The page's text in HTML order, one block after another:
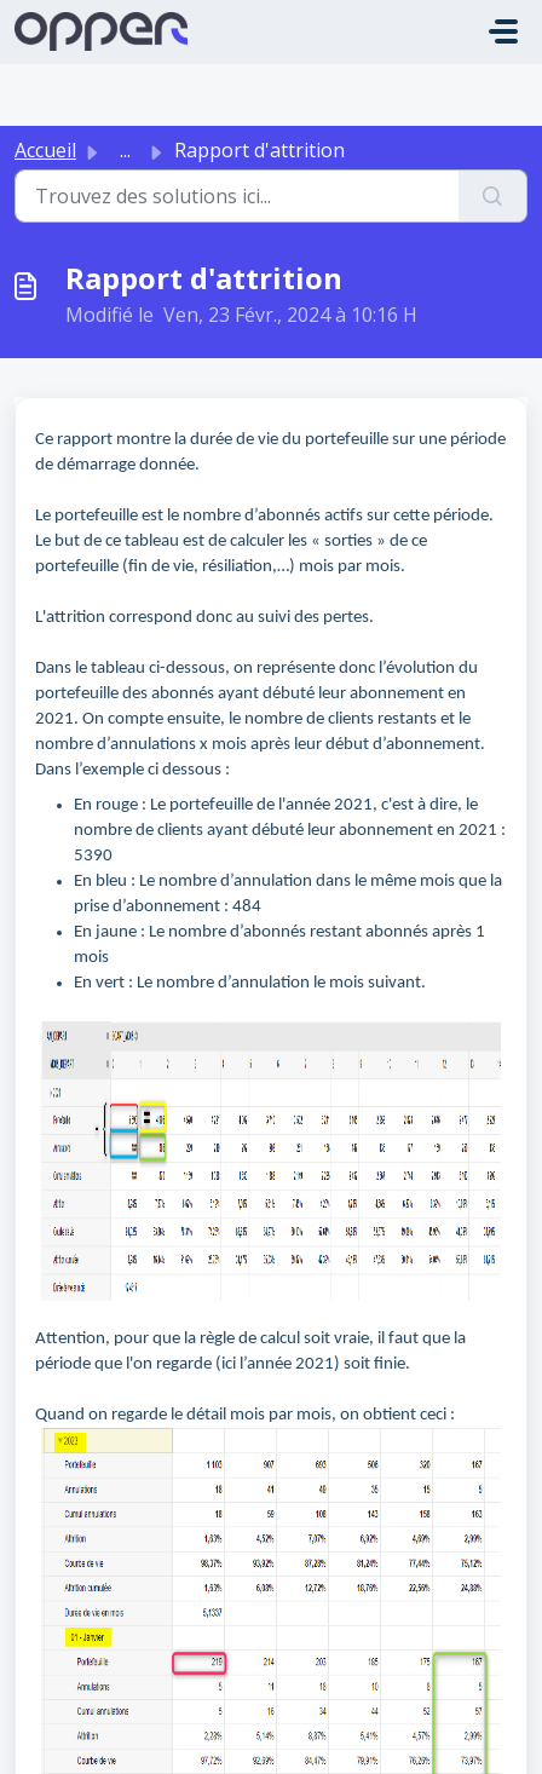
Passer au contenu principal
Accueil ... Rapport d'attrition
Rapport d'attrition
Modifié le Ven, 23 Févr., 2024 à 10:16 H
Ce rapport montre la durée de vie du portefeuille sur une période
de démarrage donnée.
Le portefeuille est le nombre d’abonnés actifs sur cette période.
Le but de ce tableau est de calculer les « sorties » de ce
portefeuille (fin de vie, résiliation,…) mois par mois.
L'attrition correspond donc au suivi des pertes.
Dans le tableau ci-dessous, on représente donc l’évolution du
portefeuille des abonnés ayant débuté leur abonnement en
2021. On compte ensuite, le nombre de clients restants et le
nombre d’annulations x mois après leur début d’abonnement.
Dans l’exemple ci dessous :
En rouge : Le portefeuille de l'année 2021, c'est à dire, le
nombre de clients ayant débuté leur abonnement en 2021 :
5390
En bleu : Le nombre d’annulation dans le même mois que la
prise d’abonnement : 484
En jaune : Le nombre d’abonnés restant abonnés après 1
mois
En vert : Le nombre d’annulation le mois suivant.
Attention, pour que la règle de calcul soit vraie, il faut que la
période que l'on regarde (ici l’année 2021) soit finie.
Quand on regarde le détail mois par mois, on obtient ceci :